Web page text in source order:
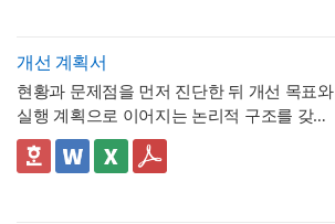
을 기준으로 별도의 환산표를 마련해두는 것
이 정확합니다. 또한 법정 연차휴가는 원칙적
으로 1일 단위 사용이 기본이며, 시간단위 사
용은 법적 의무사항이 아니라 회사가 취업규
칙 등을 통해 자율적으로 도입하는 제도이므
무급휴직 확인서는
히 계산해 기재하는 것이 가장 중요합니다. 휴
직 시작일과 종료일을 실제 승인된 휴직원 내
실제 일수를 정확히 세어 기재해야 이후 급여
증할 수 있는 것이 특징입니다.
다면 반드시 비고란에 그 사유(예 : 설계 변경,
현장 여건상 수량 조정 등)를 구체적으로 기재
해야 하며, 임의로 수량을 맞춰 기재하는 일이
없도록 해야 합니다. 하자여부를 "하자 없
음"으로 확인하는 경우에도 하자보증기간 내
에 새로운 하자가 발견될 수 있으므로, 이 확
💡 작성 팁
작업 완료 확인서는계획과 완료의 정확한 대
조가 가장 중요 하므로, 현장 실사를 통해 실제
완료된 개소·수량을 정확히 확인한 뒤 계획 수
개선 계획서
현황과 문제점을 먼저 진단한 뒤 개선 목표와
실행 계획으로 이어지는 논리적 구조를 갖춘
업무 개선 보고서입니다. 개선분야를 IT·전산,
업무 프로세스, 안전, 품질 등으로 체크박스
👔 이 서식의 구성 특징